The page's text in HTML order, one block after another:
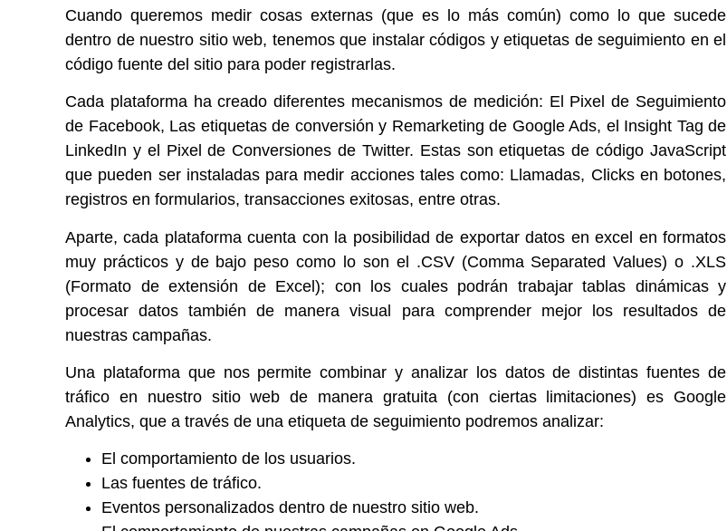
Cuando queremos medir cosas externas (que es lo más común) como lo que sucede
dentro de nuestro sitio web, tenemos que instalar códigos y etiquetas de seguimiento en el
código fuente del sitio para poder registrarlas.
Cada plataforma ha creado diferentes mecanismos de medición: El Pixel de Seguimiento
de Facebook, Las etiquetas de conversión y Remarketing de Google Ads, el Insight Tag de
LinkedIn y el Pixel de Conversiones de Twitter. Estas son etiquetas de código JavaScript
que pueden ser instaladas para medir acciones tales como: Llamadas, Clicks en botones,
registros en formularios, transacciones exitosas, entre otras.
Aparte, cada plataforma cuenta con la posibilidad de exportar datos en excel en formatos
muy prácticos y de bajo peso como lo son el .CSV (Comma Separated Values) o .XLS
(Formato de extensión de Excel); con los cuales podrán trabajar tablas dinámicas y
procesar datos también de manera visual para comprender mejor los resultados de
nuestras campañas.
Una plataforma que nos permite combinar y analizar los datos de distintas fuentes de
tráfico en nuestro sitio web de manera gratuita (con ciertas limitaciones) es Google
Analytics, que a través de una etiqueta de seguimiento podremos analizar:
El comportamiento de los usuarios.
Las fuentes de tráfico.
Eventos personalizados dentro de nuestro sitio web.